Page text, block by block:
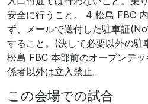
安全に行うこと。 4 松島 FBC
ず、メールで送付した駐車証
すること。(決して必要以外の駐
松島 FBC 本部前のオープンデ
係者以外は立入禁止。
この会場での試合